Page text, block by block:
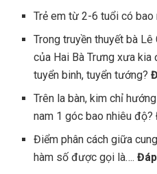
Trẻ em từ 2-6 tuổi có
Trong truyền thuyết bà
của Hai Bà Trưng xưa kia
tuyển binh, tuyển tướng?
Trên la bàn, kim chỉ
nam 1 góc bao nhiêu độ?
Điểm phân cách giữa
hàm số được gọi là….